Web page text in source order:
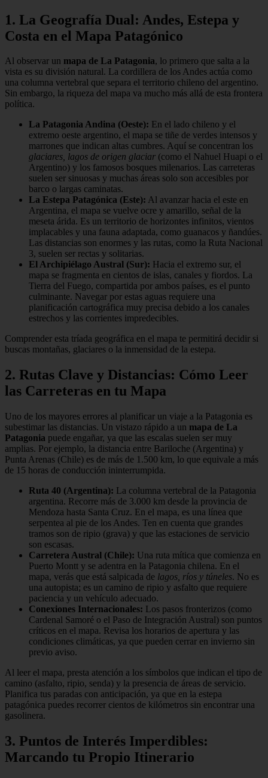
1. La Geografía Dual: Andes, Estepa y
Costa en el Mapa Patagónico
Al observar un mapa de La Patagonia, lo primero que salta a la
vista es su división natural. La cordillera de los Andes actúa como
una columna vertebral que separa el territorio chileno del argentino.
Sin embargo, la riqueza del mapa va mucho más allá de esta frontera
política.
La Patagonia Andina (Oeste): En el lado chileno y el
extremo oeste argentino, el mapa se tiñe de verdes intensos y
marrones que indican altas cumbres. Aquí se concentran los
glaciares, lagos de origen glaciar (como el Nahuel Huapi o el
Argentino) y los famosos bosques milenarios. Las carreteras
suelen ser sinuosas y muchas áreas solo son accesibles por
barco o largas caminatas.
La Estepa Patagónica (Este): Al avanzar hacia el este en
Argentina, el mapa se vuelve ocre y amarillo, señal de la
meseta árida. Es un territorio de horizontes infinitos, vientos
implacables y una fauna adaptada, como guanacos y ñandúes.
Las distancias son enormes y las rutas, como la Ruta Nacional
3, suelen ser rectas y solitarias.
El Archipiélago Austral (Sur): Hacia el extremo sur, el
mapa se fragmenta en cientos de islas, canales y fiordos. La
Tierra del Fuego, compartida por ambos países, es el punto
culminante. Navegar por estas aguas requiere una
planificación cartográfica muy precisa debido a los canales
estrechos y las corrientes impredecibles.
Comprender esta tríada geográfica en el mapa te permitirá decidir si
buscas montañas, glaciares o la inmensidad de la estepa.
2. Rutas Clave y Distancias: Cómo Leer
las Carreteras en tu Mapa
Uno de los mayores errores al planificar un viaje a la Patagonia es
subestimar las distancias. Un vistazo rápido a un mapa de La
Patagonia puede engañar, ya que las escalas suelen ser muy
amplias. Por ejemplo, la distancia entre Bariloche (Argentina) y
Punta Arenas (Chile) es de más de 1.500 km, lo que equivale a más
de 15 horas de conducción ininterrumpida.
Ruta 40 (Argentina): La columna vertebral de la Patagonia
argentina. Recorre más de 3.000 km desde la provincia de
Mendoza hasta Santa Cruz. En el mapa, es una línea que
serpentea al pie de los Andes. Ten en cuenta que grandes
tramos son de ripio (grava) y que las estaciones de servicio
son escasas.
Carretera Austral (Chile): Una ruta mítica que comienza en
Puerto Montt y se adentra en la Patagonia chilena. En el
mapa, verás que está salpicada de lagos, ríos y túneles. No es
una autopista; es un camino de ripio y asfalto que requiere
paciencia y un vehículo adecuado.
Conexiones Internacionales: Los pasos fronterizos (como
Cardenal Samoré o el Paso de Integración Austral) son puntos
críticos en el mapa. Revisa los horarios de apertura y las
condiciones climáticas, ya que pueden cerrar en invierno sin
previo aviso.
Al leer el mapa, presta atención a los símbolos que indican el tipo de
camino (asfalto, ripio, senda) y la presencia de áreas de servicio.
Planifica tus paradas con anticipación, ya que en la estepa
patagónica puedes recorrer cientos de kilómetros sin encontrar una
gasolinera.
3. Puntos de Interés Imperdibles:
Marcando tu Propio Itinerario